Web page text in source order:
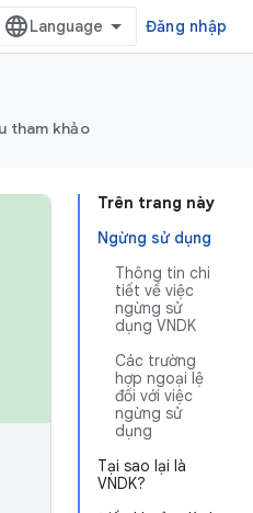
Đăng nhập
tham khảo
Trên trang này
Ngừng sử dụng
Thông tin chi
tiết về việc
ngừng sử
dụng VNDK
Các trường
hợp ngoại lệ
đối với việc
ngừng sử
dụng
Tại sao lại là
VNDK?